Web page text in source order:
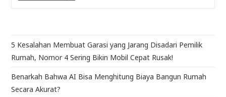
5 Kesalahan Membuat Garasi yang Jarang Disadari Pemilik
Rumah, Nomor 4 Sering Bikin Mobil Cepat Rusak!
Benarkah Bahwa AI Bisa Menghitung Biaya Bangun Rumah
Secara Akurat?